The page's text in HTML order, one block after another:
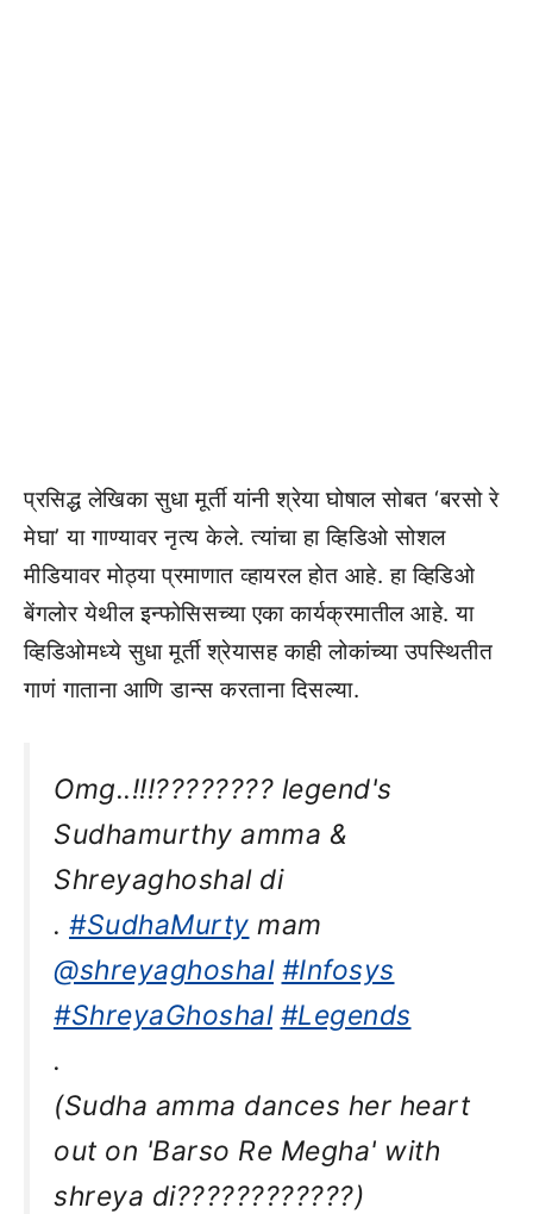
प्रसिद्ध लेखिका सुधा मूर्ती यांनी श्रेया घोषाल सोबत ‘बरसो रे
मेघा’ या गाण्यावर नृत्य केले. त्यांचा हा व्हिडिओ सोशल
मीडियावर मोठ्या प्रमाणात व्हायरल होत आहे. हा व्हिडिओ
बेंगलोर येथील इन्फोसिसच्या एका कार्यक्रमातील आहे. या
व्हिडिओमध्ये सुधा मूर्ती श्रेयासह काही लोकांच्या उपस्थितीत
गाणं गाताना आणि डान्स करताना दिसल्या.
Omg..!!!???????? legend's
Sudhamurthy amma &
Shreyaghoshal di
. #SudhaMurty mam
@shreyaghoshal #Infosys
#ShreyaGhoshal #Legends
.
(Sudha amma dances her heart
out on 'Barso Re Megha' with
shreya di????????????)